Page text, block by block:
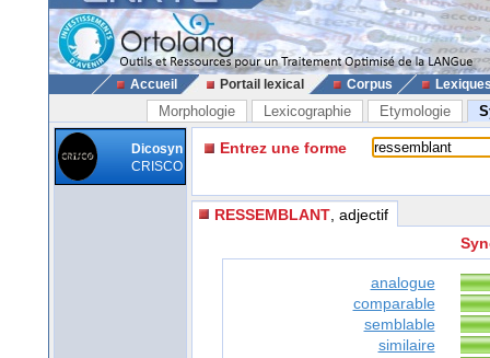
Accueil Portail lexical Corpus
Morphologie Lexicographie Etymologie
Dicosyn
CRISCO
Entrez une forme
RESSEMBLANT , adjectif
analogue
comparable
semblable
similaire